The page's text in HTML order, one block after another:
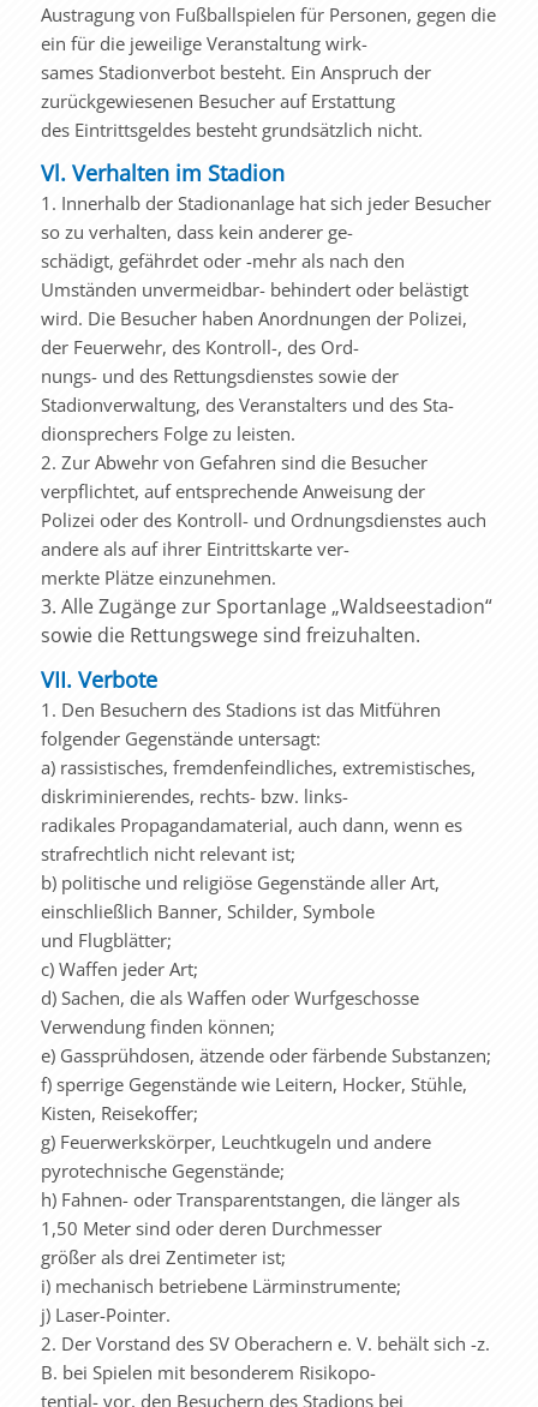
Austragung von Fußballspielen für Personen, gegen die
ein für die jeweilige Veranstaltung wirk-
sames Stadionverbot besteht. Ein Anspruch der
zurückgewiesenen Besucher auf Erstattung
des Eintrittsgeldes besteht grundsätzlich nicht.
Vl. Verhalten im Stadion
1. Innerhalb der Stadionanlage hat sich jeder Besucher
so zu verhalten, dass kein anderer ge-
schädigt, gefährdet oder -mehr als nach den
Umständen unvermeidbar- behindert oder belästigt
wird. Die Besucher haben Anordnungen der Polizei,
der Feuerwehr, des Kontroll-, des Ord-
nungs- und des Rettungsdienstes sowie der
Stadionverwaltung, des Veranstalters und des Sta-
dionsprechers Folge zu leisten.
2. Zur Abwehr von Gefahren sind die Besucher
verpflichtet, auf entsprechende Anweisung der
Polizei oder des Kontroll- und Ordnungsdienstes auch
andere als auf ihrer Eintrittskarte ver-
merkte Plätze einzunehmen.
3. Alle Zugänge zur Sportanlage „Waldseestadion“
sowie die Rettungswege sind freizuhalten.
VII. Verbote
1. Den Besuchern des Stadions ist das Mitführen
folgender Gegenstände untersagt:
a) rassistisches, fremdenfeindliches, extremistisches,
diskriminierendes, rechts- bzw. links-
radikales Propagandamaterial, auch dann, wenn es
strafrechtlich nicht relevant ist;
b) politische und religiöse Gegenstände aller Art,
einschließlich Banner, Schilder, Symbole
und Flugblätter;
c) Waffen jeder Art;
d) Sachen, die als Waffen oder Wurfgeschosse
Verwendung finden können;
e) Gassprühdosen, ätzende oder färbende Substanzen;
f) sperrige Gegenstände wie Leitern, Hocker, Stühle,
Kisten, Reisekoffer;
g) Feuerwerkskörper, Leuchtkugeln und andere
pyrotechnische Gegenstände;
h) Fahnen- oder Transparentstangen, die länger als
1,50 Meter sind oder deren Durchmesser
größer als drei Zentimeter ist;
i) mechanisch betriebene Lärminstrumente;
j) Laser-Pointer.
2. Der Vorstand des SV Oberachern e. V. behält sich -z.
B. bei Spielen mit besonderem Risikopo-
tential- vor, den Besuchern des Stadions bei